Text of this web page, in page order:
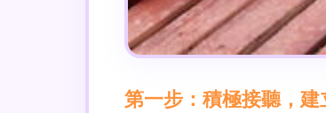
第一步：積極接聽，